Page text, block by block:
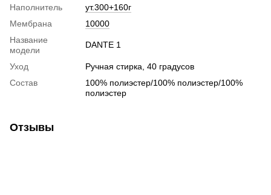
Наполнитель
ут.300+160г
Мембрана
10000
Название
модели
DANTE 1
Уход
Ручная стирка, 40 градусов
Состав
100% полиэстер/100% полиэстер/100%
полиэстер
Отзывы